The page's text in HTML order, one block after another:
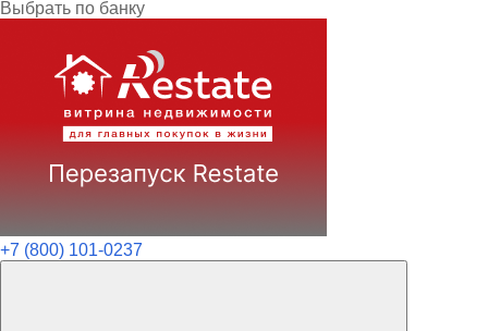
Выбрать по банку
+7 (800) 101-0237